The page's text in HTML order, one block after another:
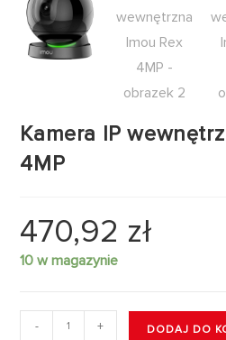
Kamera IP
4MP
470,92 zł
10 w magazynie
- + DODAJ DO